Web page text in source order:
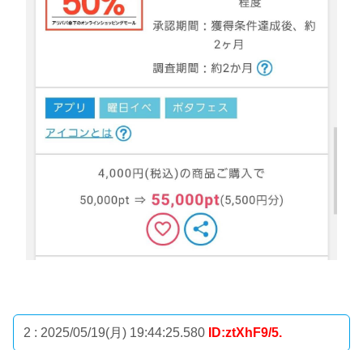
2 : 2025/05/19(月) 19:44:25.580 ID:ztXhF9/5.